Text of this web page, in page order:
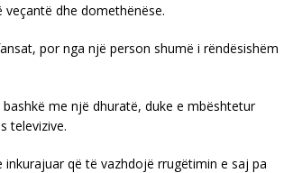
dhe domethënëse.
por nga një person shumë i rëndësishëm
me një dhuratë, duke e mbështetur
televizive.
që të vazhdojë rrugëtimin e saj pa